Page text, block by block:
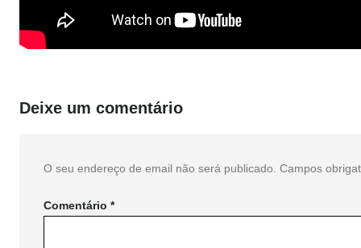
Deixe um comentário
O seu endereço de email não será publicado. Campos
Comentário *